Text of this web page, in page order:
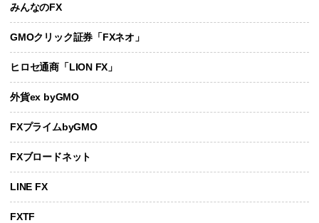
みんなのFX
GMOクリック証券「FXネオ」
ヒロセ通商「LION FX」
外貨ex byGMO
FXプライムbyGMO
FXブロードネット
LINE FX
FXTF